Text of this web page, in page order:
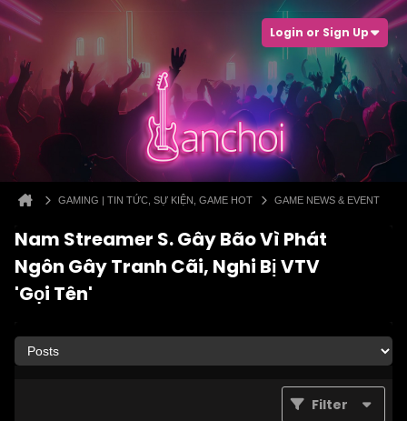
Login or Sign Up
GAMING | TIN TỨC, SỰ KIỆN, GAME HOT GAME NEWS & EVENT
Nam Streamer S. Gây Bão Vì Phát
Ngôn Gây Tranh Cãi, Nghi Bị VTV
'Gọi Tên'
Filter